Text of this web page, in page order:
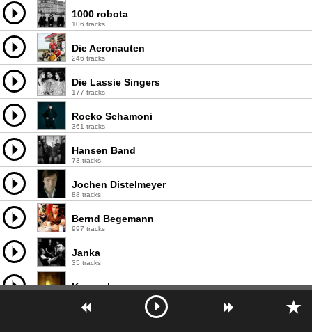
1000 robota
106 tracks
Die Aeronauten
246 tracks
Die Lassie Singers
177 tracks
Rocko Schamoni
361 tracks
Hansen Band
73 tracks
Jochen Distelmeyer
88 tracks
Bernd Begemann
997 tracks
Janka
35 tracks
Karamel